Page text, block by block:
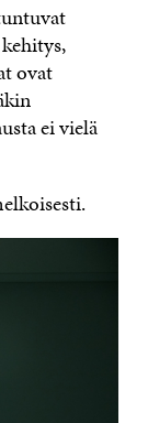
ovat
ei vielä